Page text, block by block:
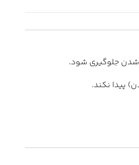
شدن جلوگیری شود.
پیدا نکند.